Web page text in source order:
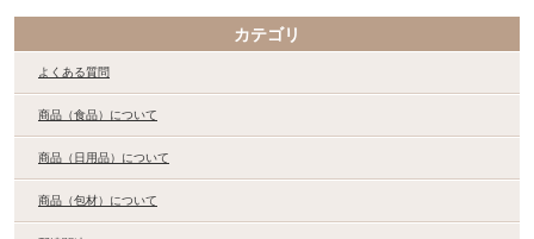
カテゴリ
よくある質問
商品（食品）について
商品（日用品）について
商品（包材）について